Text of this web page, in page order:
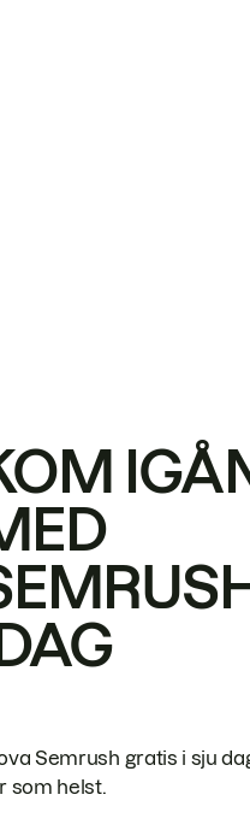
Semrush gratis i sju
som helst.